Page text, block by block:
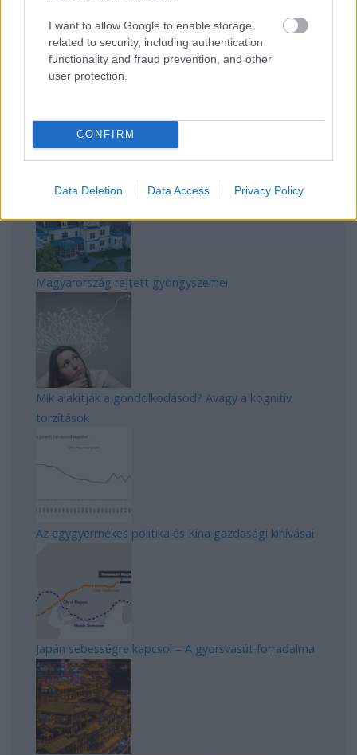
I want to allow Google to enable storage
related to security, including authentication
functionality and fraud prevention, and other
user protection.
CONFIRM
Data Deletion Data Access Privacy Policy
Mediterrán útvonal, A Darién-régió és az Indiai-óceáni
Magyarország rejtett gyöngyszemei
Mik alakítják a gondolkodásod? Avagy a kognitív
torzítások
Az egygyermekes politika és Kína gazdasági kihívásai
Japán sebességre kapcsol – A gyorsvasút forradalma